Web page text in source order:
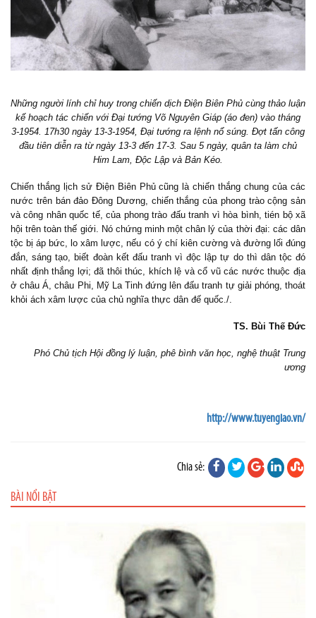
Những người lính chỉ huy trong chiến dịch Điện Biên Phủ cùng thảo luận
kế hoạch tác chiến với Đại tướng Võ Nguyên Giáp (áo đen) vào tháng
3-1954. 17h30 ngày 13-3-1954, Đại tướng ra lệnh nổ súng. Đợt tấn công
đầu tiên diễn ra từ ngày 13-3 đến 17-3. Sau 5 ngày, quân ta làm chủ
Him Lam, Độc Lập và Bản Kéo.
Chiến thắng lịch sử Điện Biên Phủ cũng là chiến thắng chung của các
nước trên bán đảo Đông Dương, chiến thắng của phong trào cộng sản
và công nhân quốc tế, của phong trào đấu tranh vì hòa bình, tién bộ xã
hội trên toàn thế giới. Nó chứng minh một chân lý của thời đại: các dân
tộc bị áp bức, lo xâm lược, nếu có ý chí kiên cường và đường lối đúng
đắn, sáng tạo, biết đoàn kết đấu tranh vì độc lập tự do thì dân tộc đó
nhất định thắng lợi; đã thôi thúc, khích lệ và cổ vũ các nước thuộc địa
ở châu Á, châu Phi, Mỹ La Tinh đứng lên đấu tranh tự giải phóng, thoát
khỏi ách xâm lược của chủ nghĩa thực dân đế quốc./.
TS. Bùi Thế Đức
Phó Chủ tịch Hội đồng lý luận, phê bình văn học, nghệ thuật Trung
ương
http://www.tuyengiao.vn/
Chia sẻ:
BÀI NỔI BẬT